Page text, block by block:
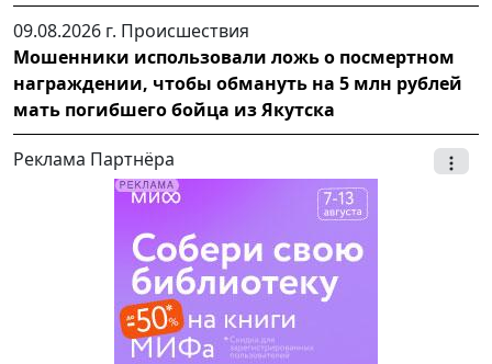
09.08.2026 г. Происшествия
Мошенники использовали ложь о посмертном
награждении, чтобы обмануть на 5 млн рублей
мать погибшего бойца из Якутска
Реклама Партнёра